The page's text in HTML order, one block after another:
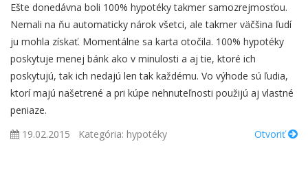
Ešte donedávna boli 100% hypotéky takmer samozrejmosťou.
Nemali na ňu automaticky nárok všetci, ale takmer väčšina ľudí
ju mohla získať. Momentálne sa karta otočila. 100% hypotéky
poskytuje menej bánk ako v minulosti a aj tie, ktoré ich
poskytujú, tak ich nedajú len tak každému. Vo výhode sú ľudia,
ktorí majú našetrené a pri kúpe nehnuteľnosti použijú aj vlastné
peniaze.
19.02.2015
Kategória: hypotéky Otvoriť